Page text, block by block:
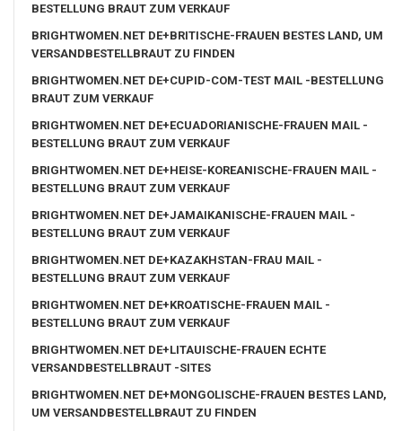
BESTELLUNG BRAUT ZUM VERKAUF
BRIGHTWOMEN.NET DE+BRITISCHE-FRAUEN BESTES LAND, UM
VERSANDBESTELLBRAUT ZU FINDEN
BRIGHTWOMEN.NET DE+CUPID-COM-TEST MAIL -BESTELLUNG
BRAUT ZUM VERKAUF
BRIGHTWOMEN.NET DE+ECUADORIANISCHE-FRAUEN MAIL -
BESTELLUNG BRAUT ZUM VERKAUF
BRIGHTWOMEN.NET DE+HEISE-KOREANISCHE-FRAUEN MAIL -
BESTELLUNG BRAUT ZUM VERKAUF
BRIGHTWOMEN.NET DE+JAMAIKANISCHE-FRAUEN MAIL -
BESTELLUNG BRAUT ZUM VERKAUF
BRIGHTWOMEN.NET DE+KAZAKHSTAN-FRAU MAIL -
BESTELLUNG BRAUT ZUM VERKAUF
BRIGHTWOMEN.NET DE+KROATISCHE-FRAUEN MAIL -
BESTELLUNG BRAUT ZUM VERKAUF
BRIGHTWOMEN.NET DE+LITAUISCHE-FRAUEN ECHTE
VERSANDBESTELLBRAUT -SITES
BRIGHTWOMEN.NET DE+MONGOLISCHE-FRAUEN BESTES LAND,
UM VERSANDBESTELLBRAUT ZU FINDEN